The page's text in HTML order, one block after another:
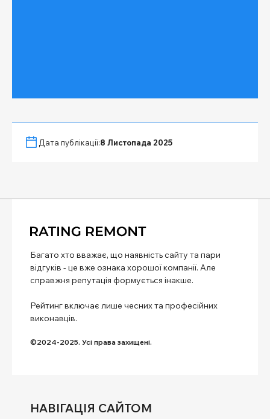
Дата публікації:8 Листопада 2025
Багато хто вважає, що наявність сайту та пари
відгуків - це вже ознака хорошої компанії. Але
справжня репутація формується інакше.
Рейтинг включає лише чесних та професійних
виконавців.
©2024-2025. Усі права захищені.
НАВІГАЦІЯ САЙТОМ